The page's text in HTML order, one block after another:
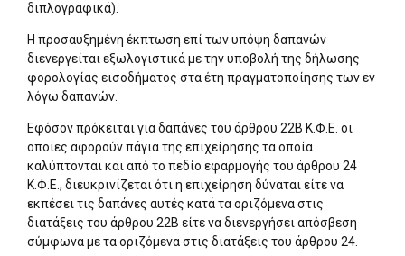
διπλογραφικά).
Η προσαυξημένη έκπτωση επί των υπόψη δαπανών
διενεργείται εξωλογιστικά με την υποβολή της δήλωσης
φορολογίας εισοδήματος στα έτη πραγματοποίησης των εν
λόγω δαπανών.
Εφόσον πρόκειται για δαπάνες του άρθρου 22Β Κ.Φ.Ε. οι
οποίες αφορούν πάγια της επιχείρησης τα οποία
καλύπτονται και από το πεδίο εφαρμογής του άρθρου 24
Κ.Φ.Ε., διευκρινίζεται ότι η επιχείρηση δύναται είτε να
εκπέσει τις δαπάνες αυτές κατά τα οριζόμενα στις
διατάξεις του άρθρου 22Β είτε να διενεργήσει απόσβεση
σύμφωνα με τα οριζόμενα στις διατάξεις του άρθρου 24.